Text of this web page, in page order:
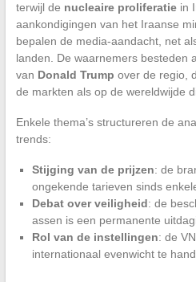
terwijl de nucleaire proliferatiein
aankondigingen van het Iraanse
bepalen de media-aandacht, net
landen. De waarnemers besteden
van Donald Trump over de regio,
de markten als op de wereldwijde
Enkele thema’s structureren de
trends:
Stijging van de prijzen: de
ongekende tarieven sinds
Debat over veiligheid: de
assen is een permanente
Rol van de instellingen: de
internationaal evenwicht te